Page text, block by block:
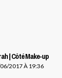
| Côté Make-up
2017 À 19:36